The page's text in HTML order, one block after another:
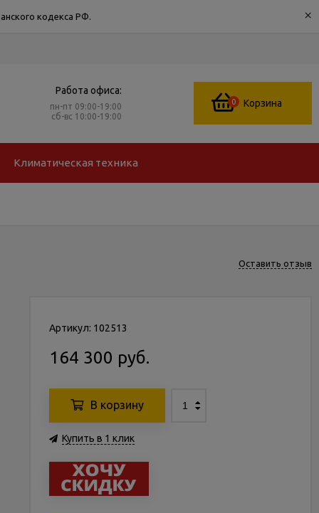
кодекса РФ. ×
Работа офиса:
пн-пт 09:00-19:00
сб-вс 10:00-19:00
0 Корзина
Климатическая техника
Оставить отзыв
Артикул: 102513
164 300 руб.
В корзину
Купить в 1 клик